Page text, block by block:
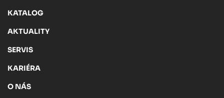
KATALOG
AKTUALITY
SERVIS
KARIÉRA
O NÁS